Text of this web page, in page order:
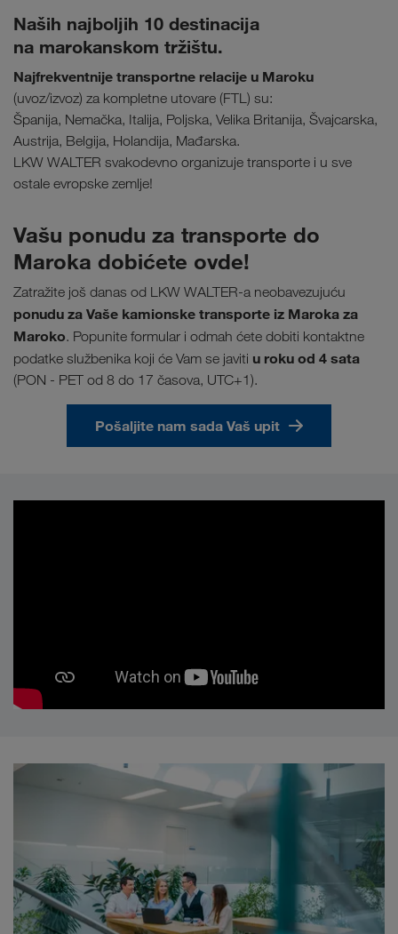
Naših najboljih 10 destinacija
na marokanskom tržištu.
Najfrekventnije transportne relacije u Maroku
(uvoz/izvoz) za kompletne utovare (FTL) su:
Španija, Nemačka, Italija, Poljska, Velika Britanija, Švajcarska,
Austrija, Belgija, Holandija, Mađarska.
LKW WALTER svakodevno organizuje transporte i u sve
ostale evropske zemlje!
Vašu ponudu za transporte do
Maroka dobićete ovde!
Zatražite još danas od LKW WALTER-a neobavezujuću
ponudu za Vaše kamionske transporte iz Maroka za
Maroko. Popunite formular i odmah ćete dobiti kontaktne
podatke službenika koji će Vam se javiti u roku od 4 sata
(PON - PET od 8 do 17 časova, UTC+1).
Pošaljite nam sada Vaš upit